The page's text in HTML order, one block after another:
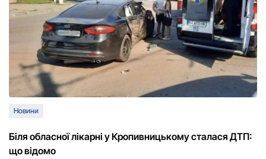
Новини
Біля обласної лікарні у Кропивницькому сталася ДТП:
що відомо